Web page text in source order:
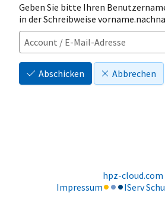
Geben Sie bitte Ihren
in der Schreibweise
Abschicken Abbrechen
hpz-cloud.com
Impressum
IServ